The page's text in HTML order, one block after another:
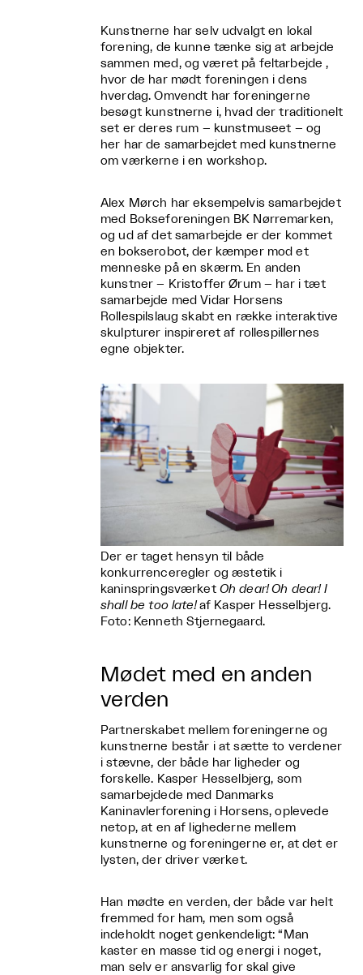
Kunstnerne har selv udvalgt en lokal
forening, de kunne tænke sig at arbejde
sammen med, og været på feltarbejde ,
hvor de har mødt foreningen i dens
hverdag. Omvendt har foreningerne
besøgt kunstnerne i, hvad der traditionelt
set er deres rum – kunstmuseet – og
her har de samarbejdet med kunstnerne
om værkerne i en workshop.
Alex Mørch har eksempelvis samarbejdet
med Bokseforeningen BK Nørremarken,
og ud af det samarbejde er der kommet
en bokserobot, der kæmper mod et
menneske på en skærm. En anden
kunstner – Kristoffer Ørum – har i tæt
samarbejde med Vidar Horsens
Rollespilslaug skabt en række interaktive
skulpturer inspireret af rollespillernes
egne objekter.
Der er taget hensyn til både
konkurrenceregler og æstetik i
kaninspringsværket Oh dear! Oh dear! I
shall be too late!af Kasper Hesselbjerg.
Foto: Kenneth Stjernegaard.
Mødet med en anden
verden
Partnerskabet mellem foreningerne og
kunstnerne består i at sætte to verdener
i stævne, der både har ligheder og
forskelle. Kasper Hesselbjerg, som
samarbejdede med Danmarks
Kaninavlerforening i Horsens, oplevede
netop, at en af lighederne mellem
kunstnerne og foreningerne er, at det er
lysten, der driver værket.
Han mødte en verden, der både var helt
fremmed for ham, men som også
indeholdt noget genkendeligt: “Man
kaster en masse tid og energi i noget,
man selv er ansvarlig for skal give